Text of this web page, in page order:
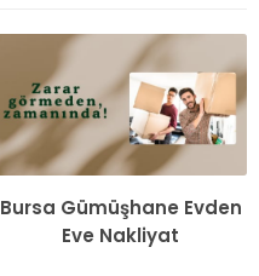
Bursa Gümüşhane Evden
Eve Nakliyat